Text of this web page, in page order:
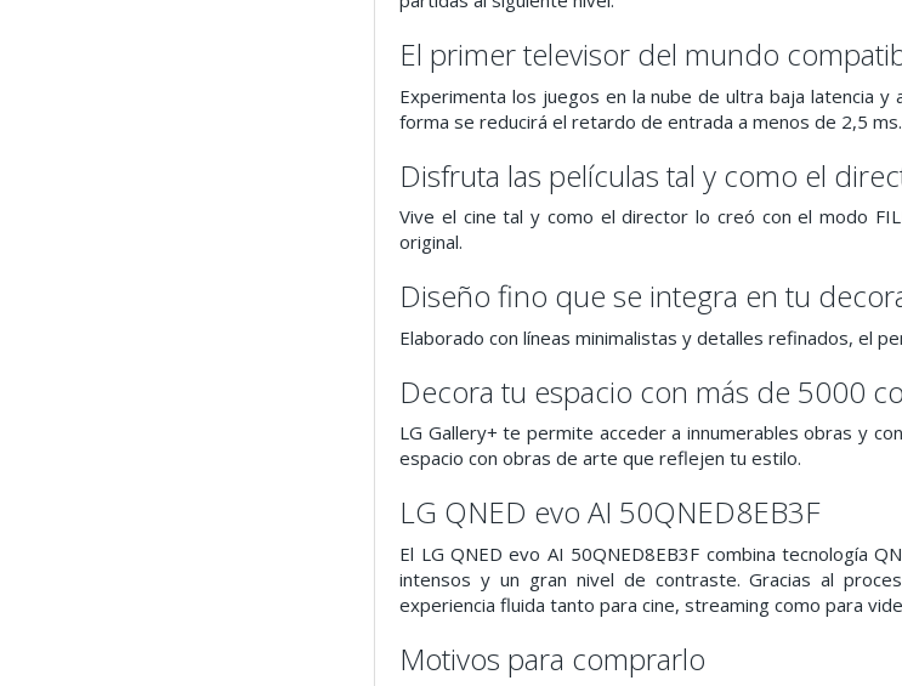
El primer televisor del mundo
Experimenta los juegos en la nube de ultra baja latencia
forma se reducirá el retardo de entrada a menos de 2,5
Disfruta las películas tal y como el
Vive el cine tal y como el director lo creó con el modo
original.
Diseño fino que se integra en tu
Elaborado con líneas minimalistas y detalles refinados, el
Decora tu espacio con más de 5000
LG Gallery+ te permite acceder a innumerables obras y
espacio con obras de arte que reflejen tu estilo.
LG QNED evo AI 50QNED8EB3F
El LG QNED evo AI 50QNED8EB3F combina tecnología
intensos y un gran nivel de contraste. Gracias al
experiencia fluida tanto para cine, streaming como para
Motivos para comprarlo